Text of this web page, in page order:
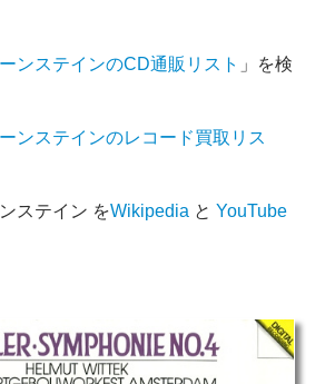
ンステインのCD通販リスト 」を検
ンステインのレコード買取リス
ステイン をWikipedia と YouTube